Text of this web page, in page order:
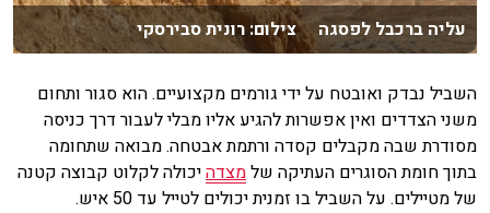
עליה ברכבל לפסגה צילום: רונית סבירסקי
השביל נבדק ואובטח על ידי גורמים מקצועיים. הוא סגור ותחום
משני הצדדים ואין אפשרות להגיע אליו מבלי לעבור דרך כניסה
מסודרת שבה מקבלים קסדה ורתמת אבטחה. מבואה שתחומה
בתוך חומת הסוגרים העתיקה שלמצדהיכולה לקלוט קבוצה קטנה
של מטיילים. על השביל בו זמנית יכולים לטייל עד 50 איש.